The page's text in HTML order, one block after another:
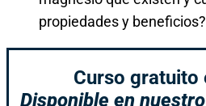
propiedades y beneficios?
Curso gratuito
Disponible en